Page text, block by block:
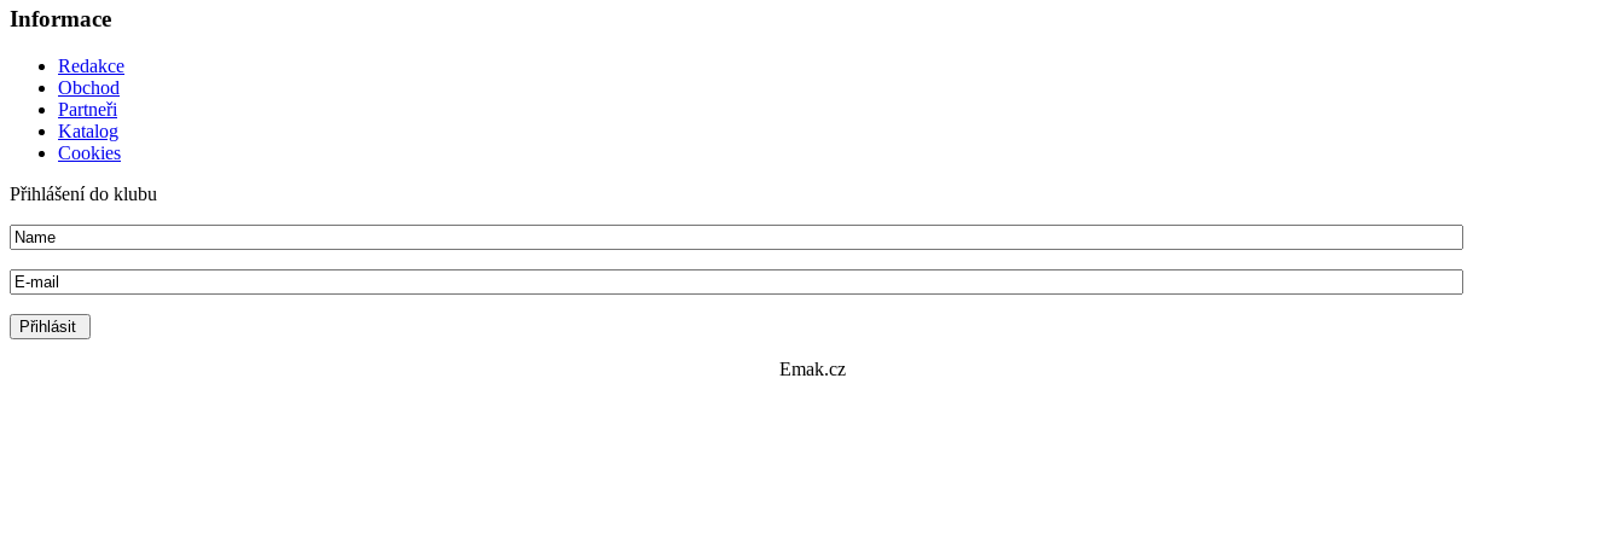
Informace
Redakce
Obchod
Partneři
Katalog
Cookies
Přihlášení do klubu
Emak.cz